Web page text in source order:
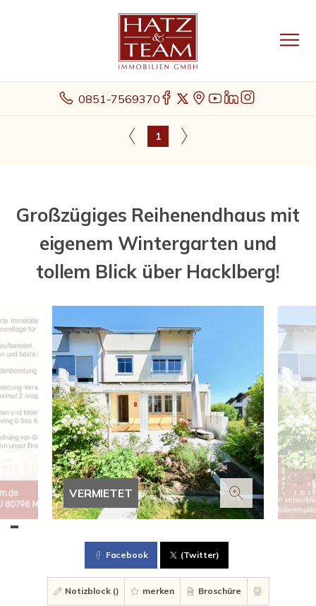
0851-7569370
1
Großzügiges Reihenendhaus mit
eigenem Wintergarten und
tollem Blick über Hacklberg!
VERMIETET
Facebook (Twitter)
Notizblock () merken Broschüre